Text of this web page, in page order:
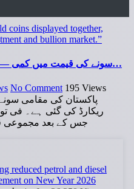
سونے کی قیمت میں کمی — تازہ ترین سونے کا بھاؤ آج کا ری…
No Comment 195 Views
پاکستان کی مقامی
جس کے بعد مجموعی قیمت کم